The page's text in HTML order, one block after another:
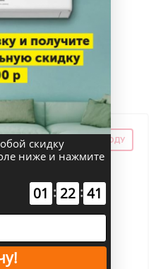
СКИДКА ПО ПРОМОКОДУ
скидку
ниже и нажмите
01 : 22 : 40